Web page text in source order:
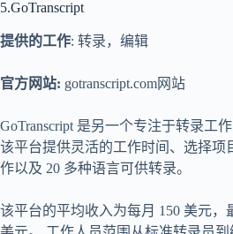
5.GoTranscript
提供的工作: 转录，编辑
官方网站: gotranscript.com网站
GoTranscript 是另一个专注于转录工
该平台提供灵活的工作时间、选择项
作以及 20 多种语言可供转录。
该平台的平均收入为每月 150 美元，